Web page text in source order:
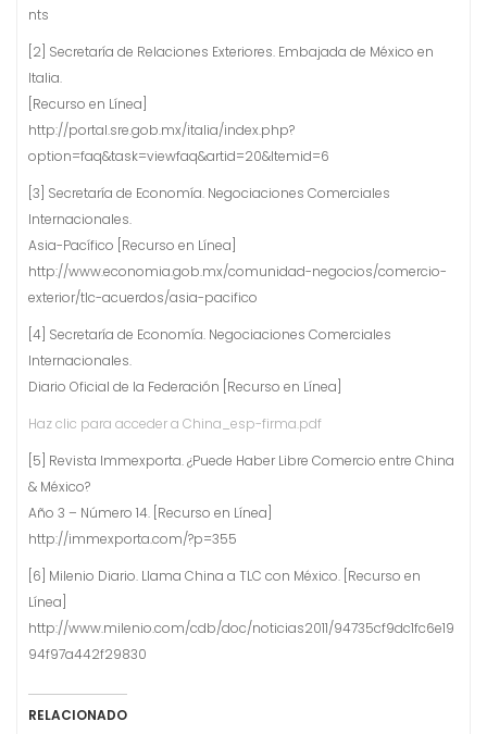
nts
[2] Secretaría de Relaciones Exteriores. Embajada de México en
Italia.
[Recurso en Línea]
http://portal.sre.gob.mx/italia/index.php?
option=faq&task=viewfaq&artid=20&Itemid=6
[3] Secretaría de Economía. Negociaciones Comerciales
Internacionales.
Asia-Pacífico [Recurso en Línea]
http://www.economia.gob.mx/comunidad-negocios/comercio-
exterior/tlc-acuerdos/asia-pacifico
[4] Secretaría de Economía. Negociaciones Comerciales
Internacionales.
Diario Oficial de la Federación [Recurso en Línea]
Haz clic para acceder a China_esp-firma.pdf
[5] Revista Immexporta. ¿Puede Haber Libre Comercio entre China
& México?
Año 3 – Número 14. [Recurso en Línea]
http://immexporta.com/?p=355
[6] Milenio Diario. Llama China a TLC con México. [Recurso en
Línea]
http://www.milenio.com/cdb/doc/noticias2011/94735cf9dc1fc6e19
94f97a442f29830
RELACIONADO